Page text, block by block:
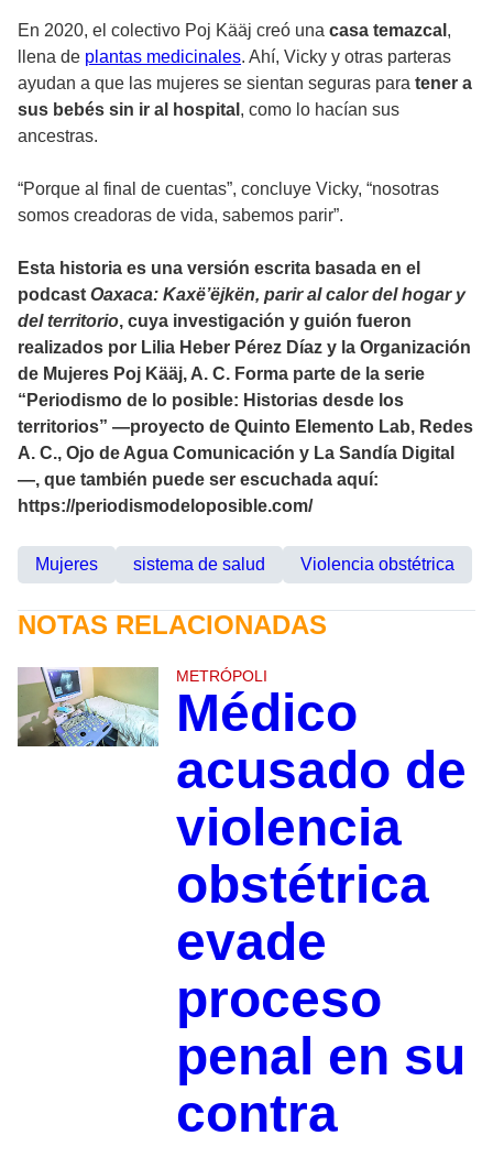
En 2020, el colectivo Poj Kääj creó una casa temazcal ,
llena de plantas medicinales. Ahí, Vicky y otras parteras
ayudan a que las mujeres se sientan seguras para tener a
sus bebés sin ir al hospital , como lo hacían sus
ancestras.
“Porque al final de cuentas”, concluye Vicky, “nosotras
somos creadoras de vida, sabemos parir”.
Esta historia es una versión escrita basada en el
podcast Oaxaca: Kaxë’ëjkën, parir al calor del hogar y
del territorio, cuya investigación y guión fueron
realizados por Lilia Heber Pérez Díaz y la Organización
de Mujeres Poj Kääj, A. C. Forma parte de la serie
“Periodismo de lo posible: Historias desde los
territorios” —proyecto de Quinto Elemento Lab, Redes
A. C., Ojo de Agua Comunicación y La Sandía Digital
—, que también puede ser escuchada aquí:
https://periodismodeloposible.com/
Mujeres sistema de salud Violencia obstétrica
NOTAS RELACIONADAS
METRÓPOLI
Médico
acusado de
violencia
obstétrica
evade
proceso
penal en su
contra